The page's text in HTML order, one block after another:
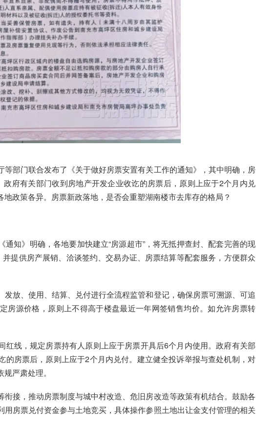
部门联合发布了《关于做好房票安置有关工作的通知》，其中明确，房
府有关部门收到房地产开发企业收讫的房票后，原则上应于2个月内兑
政策各异。房票新政落地，是否会重塑湖南楼市去库存的格局？
知》明确，各地要加快建立“房源超市”，将无抵押查封、配套完善的现
提供房产展销、洽谈签约、交易办证、房票结算等配套服务，方便群众
放、使用、结算、兑付进行全流程监管和登记，确保房票可溯源、可追
房源价格，原则上不得高于楼盘最近一年网签销售均价。如允许房票转
红线，规定房票持有人原则上应于房票开具后6个月内使用。政府有关部
的房票后，原则上应于2个月内兑付。建立健全投诉举报与查处机制，对
严肃处理。
接，推动房票制度与城中村改造、危旧房改造等政策有机结合。鼓励各
房票兑付资金参与土地竞买，具体操作参照土地出让金支付管理的相关